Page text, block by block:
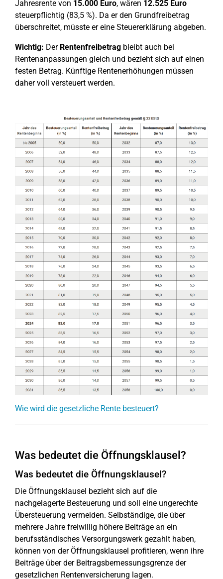
Jahresrente von 15.000 Euro, wären 12.525 Euro
steuerpflichtig (83,5 %). Da er den Grundfreibetrag
überschreitet, müsste er eine Steuererklärung abgeben.
Wichtig: Der Rentenfreibetrag bleibt auch bei
Rentenanpassungen gleich und bezieht sich auf einen
festen Betrag. Künftige Rentenerhöhungen müssen
daher voll versteuert werden.
Wie wird die gesetzliche Rente besteuert?
Was bedeutet die Öffnungsklausel?
Was bedeutet die Öffnungsklausel?
Die Öffnungsklausel bezieht sich auf die
nachgelagerte Besteuerung und soll eine ungerechte
Übersteuerung vermeiden. Selbständige, die über
mehrere Jahre freiwillig höhere Beiträge an ein
berufsständisches Versorgungswerk gezahlt haben,
können von der Öffnungsklausel profitieren, wenn ihre
Beiträge über der Beitragsbemessungsgrenze der
gesetzlichen Rentenversicherung lagen.